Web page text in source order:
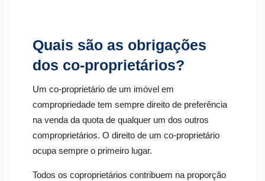
Quais são as obrigações
dos co-proprietários?
Um co-proprietário de um imóvel em
compropriedade tem sempre direito de preferência
na venda da quota de qualquer um dos outros
comproprietários. O direito de um co-proprietário
ocupa sempre o primeiro lugar.
Todos os coproprietários contribuem na proporção